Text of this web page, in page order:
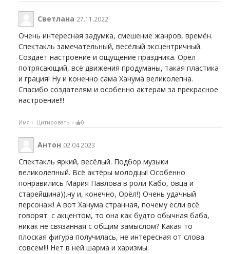
Светлана 27.11.2022
Очень интересная задумка, смешение жанров, времён.
Спектакль замечательный, весёлый эксцентричный.
Создаёт настроение и ощущение праздника. Орёл
потрясающий, всё движения продуманы, такая пластика
и грация! Ну и конечно сама Ханума великолепна.
Спасибо создателям и особенно актерам за прекрасное
настроение!!!
Имя Цитировать 0
Антон 02.04.2023
Спектакль яркий, весёлый. Подбор музыки
великолепный. Всё актёры молодцы! Особенно
понравились Мария Павлова в роли Кабо, овца и
старейшина)).ну и, конечно, Орёл!) Очень удачный
персонаж! А вот Ханума странная, почему если всё
говорят с акцентом, то она как будто обычная баба,
никак не связанная с общим замыслом? Какая то
плоская фигура получилась, не интересная от слова
совсем!!! Нет в ней шарма и харизмы.